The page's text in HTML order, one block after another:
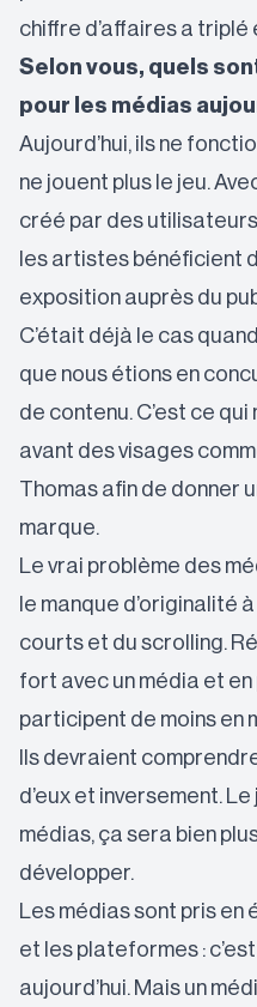
chiffre d’affaires a triplé
Selon vous, quels
pour les médias
Aujourd’hui, ils ne
ne jouent plus le jeu.
créé par des
les artistes bénéficient
exposition auprès du
C’était déjà le cas
que nous étions en
de contenu. C’est ce
avant des visages
Thomas afin de donner
marque.
Le vrai problème des
le manque d’originalité
courts et du scrolling.
fort avec un média et
participent de moins en
Ils devraient
d’eux et inversement. Le
médias, ça sera bien
développer.
Les médias sont pris
et les plateformes :
aujourd’hui. Mais un